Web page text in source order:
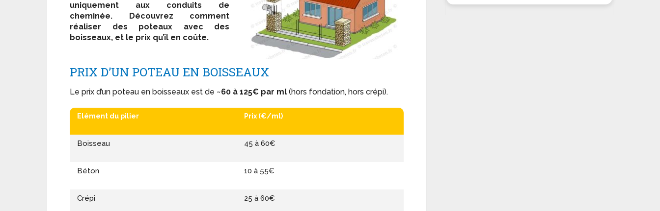
uniquement aux conduits de
cheminée. Découvrez comment
réaliser des poteaux avec des
boisseaux, et le prix qu’il en coûte.
PRIX D’UN POTEAU EN BOISSEAUX
Le prix d’un poteau en boisseaux est de ~60 à 125€ par ml (hors fondation, hors crépi).
Elément du pilier Prix (€/ml)
Boisseau 45 à 60€
Béton 10 à 55€
Crépi 25 à 60€